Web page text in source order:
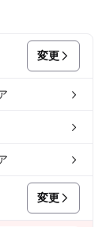
変更
変更